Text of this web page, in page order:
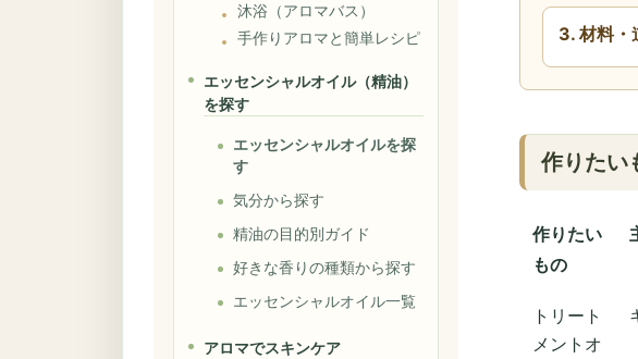
3. 材料・
作りたい
作りたい
もの
トリート
メントオ
沐浴（アロマバス）
手作りアロマと簡単レシピ
エッセンシャルオイル（精油）
を探す
エッセンシャルオイルを探
す
気分から探す
精油の目的別ガイド
好きな香りの種類から探す
エッセンシャルオイル一覧
アロマでスキンケア